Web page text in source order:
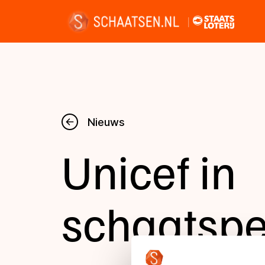
Nieuws
Kalender
Disciplines
Uitslagen
Nieuws
Unicef in